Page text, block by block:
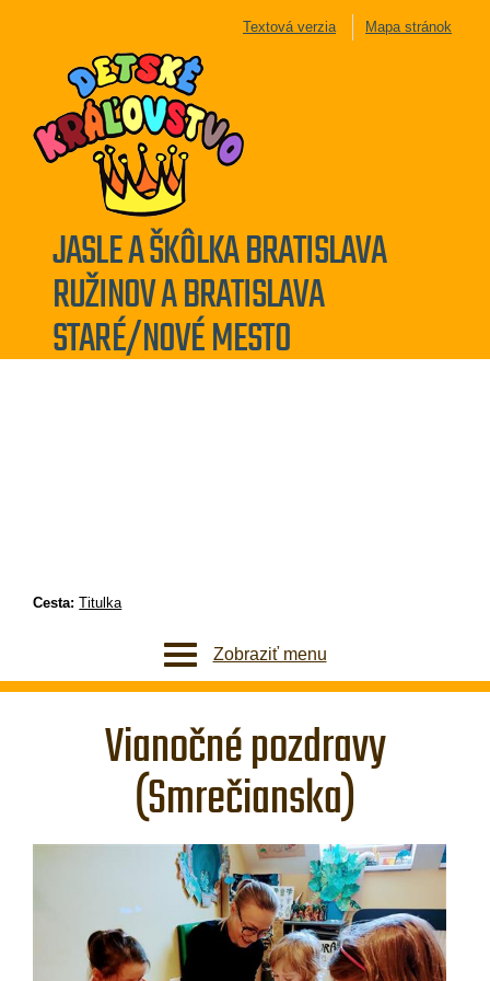
Textová verzia Mapa stránok
JASLE A ŠKÔLKA BRATISLAVA
RUŽINOV A BRATISLAVA
STARÉ/NOVÉ MESTO
Cesta:Titulka
Zobraziť menu
Vianočné pozdravy
(Smrečianska)